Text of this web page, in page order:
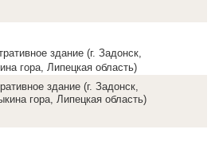
здание (г. Задонск,
гора, Липецкая область)